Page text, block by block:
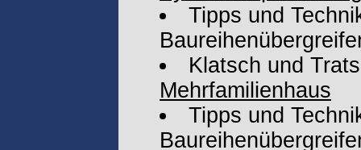
Tipps und
Klatsch und
Mehrfamilienhaus
Tipps und